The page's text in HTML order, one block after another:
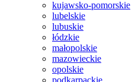
kujawsko-pomorskie
lubelskie
lubuskie
łódzkie
małopolskie
mazowieckie
opolskie
podkarpackie